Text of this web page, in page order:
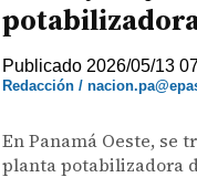
Publicado 2026/05/13
Redacción /
En Panamá Oeste, se
planta potabilizadora